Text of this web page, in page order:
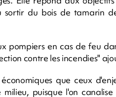
sortir du bois de tamarin
pompiers en cas de feu
contre les incendies"
que ceux
puisque l'on